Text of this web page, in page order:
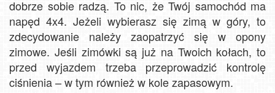
dobrze sobie radzą. To nic, że Twój samochód ma
napęd 4x4. Jeżeli wybierasz się zimą w góry, to
zdecydowanie należy zaopatrzyć się w opony
zimowe. Jeśli zimówki są już na Twoich kołach, to
przed wyjazdem trzeba przeprowadzić kontrolę
ciśnienia – w tym również w kole zapasowym.